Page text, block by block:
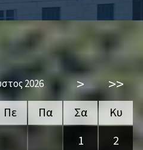
2026 > >>
Πε Πα Σα
Κυ
1
2